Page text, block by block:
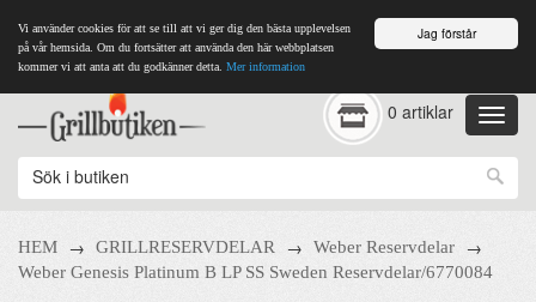
Jag förstår
Vi använder cookies för att se till att vi ger dig den bästa upplevelsen
på vår hemsida. Om du fortsätter att använda den här webbplatsen
kommer vi att anta att du godkänner detta. Mer information
0 artiklar
HEM → GRILLRESERVDELAR → Weber Reservdelar →
Weber Genesis Platinum B LP SS Sweden Reservdelar/6770084